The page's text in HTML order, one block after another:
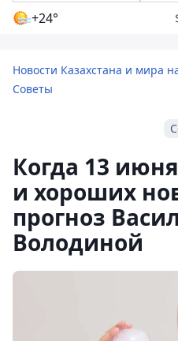
+24°
Новости Казахстана и мира
Советы
Когда 13
и хороших
прогноз
Володиной